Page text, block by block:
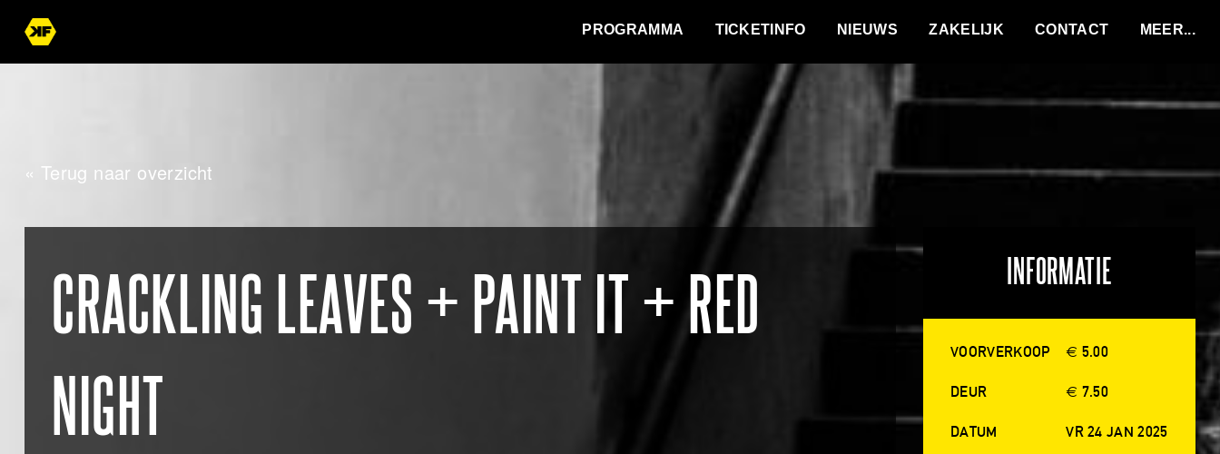
PROGRAMMA TICKETINFO NIEUWS ZAKELIJK CONTACT
« Terug naar overzicht
CRACKLING LEAVES + PAINT IT + RED
NIGHT
INFORMATIE
VOORVERKOOP € 5.00
DEUR € 7.50
DATUM VR 24 JAN 2025